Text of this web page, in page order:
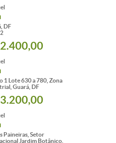
DF
1 Lote 630 a 780, Zona
Guará, DF
Paineiras, Setor
Jardim Botânico,